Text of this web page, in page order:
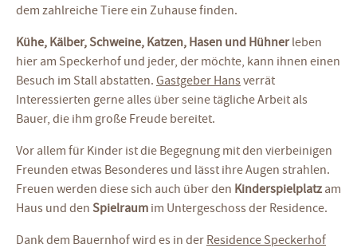
dem zahlreiche Tiere ein Zuhause finden.
Kühe, Kälber, Schweine, Katzen, Hasen und Hühnerleben
hier am Speckerhof und jeder, der möchte, kann ihnen einen
Besuch im Stall abstatten. Gastgeber Hans verrät
Interessierten gerne alles über seine tägliche Arbeit als
Bauer, die ihm große Freude bereitet.
Vor allem für Kinder ist die Begegnung mit den vierbeinigen
Freunden etwas Besonderes und lässt ihre Augen strahlen.
Freuen werden diese sich auch über den Kinderspielplatz am
Haus und den Spielraum im Untergeschoss der Residence.
Dank dem Bauernhof wird es in der Residence Speckerhof